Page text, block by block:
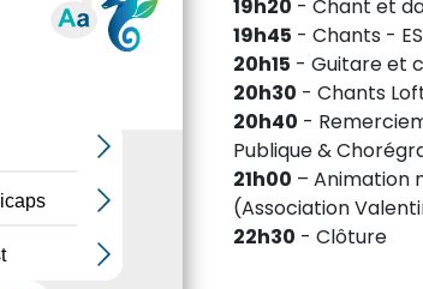
19h20 - Chant et
19h45 - Chants -
20h15 - Guitare et
20h30 - Chants
20h40 -
Publique &
21h00 – Animation
(Association
22h30 - Clôture